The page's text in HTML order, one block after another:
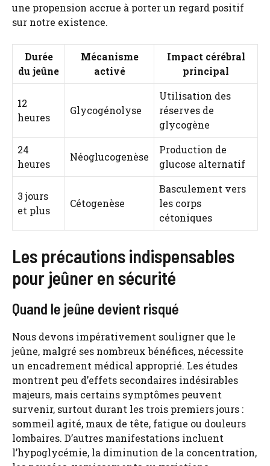
une propension accrue à porter un regard positif
sur notre existence.
Durée
du jeûne
Mécanisme
activé
Impact cérébral
principal
12
heures
Glycogénolyse
Utilisation des
réserves de
glycogène
24
heures
Néoglucogenèse
Production de
glucose alternatif
3 jours
et plus
Cétogenèse
Basculement vers
les corps
cétoniques
Les précautions indispensables
pour jeûner en sécurité
Quand le jeûne devient risqué
Nous devons impérativement souligner que le
jeûne, malgré ses nombreux bénéfices, nécessite
un encadrement médical approprié. Les études
montrent peu d’effets secondaires indésirables
majeurs, mais certains symptômes peuvent
survenir, surtout durant les trois premiers jours :
sommeil agité, maux de tête, fatigue ou douleurs
lombaires. D’autres manifestations incluent
l’hypoglycémie, la diminution de la concentration,